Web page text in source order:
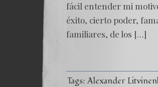
fácil entender mi
éxito, cierto poder,
familiares, de los […]
Tags: Alexander